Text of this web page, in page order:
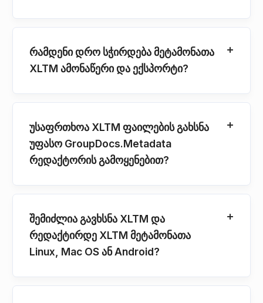
რამდენი დრო სჭირდება მეტამონათა
XLTM ამონაწერი და ექსპორტი?
უსაფრთხოა XLTM ფაილების გახსნა
უფასო GroupDocs.Metadata
რედაქტორის გამოყენებით?
შემიძლია გავხსნა XLTM და
რედაქტირდე XLTM მეტამონათა
Linux, Mac OS ან Android?